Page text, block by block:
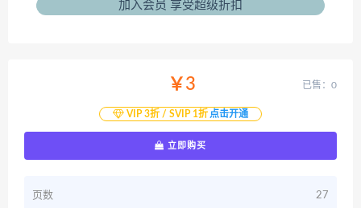
加入会员 享受超级折扣
￥3
VIP 3折 / SVIP 1折 点击开通
已售：0
立即购买
页数 27